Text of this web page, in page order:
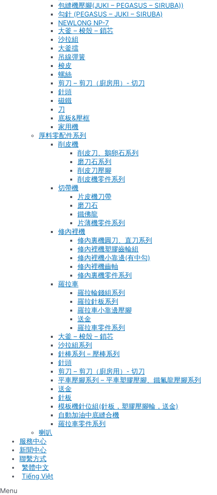
包縫機壓腳(JUKI – PEGASUS – SIRUBA))
勾針 (PEGASUS – JUKI – SIRUBA)
NEWLONG NP-7
大釜 – 梭殼 – 鎖芯
沙拉組
大釜擋
吊線彈簧
梭皮
螺絲
剪刀 – 剪刀（廚房用）- 切刀
針頭
磁鐵
刀
底板&壓框
家用機
厚料零配件系列
削皮機
削皮刀、鵝卵石系列
磨刀石系列
削皮刀壓腳
削皮機零件系列
切帶機
片皮機刀帶
磨刀石
鐵佛龍
片薄機零件系列
修內裡機
修內裏機圓刀、直刀系列
修內裡機塑膠齒輪組
修內裡機小靠邊(有中勾)
修內裡機齒軸
修內裏機零件系列
羅拉車
羅拉輪錢組系列
羅拉針板系列
羅拉車小靠邊壓腳
送金
羅拉車零件系列
大釜 – 梭殼 – 鎖芯
沙拉組系列
針棒系列 – 壓棒系列
針頭
剪刀 – 剪刀（廚房用）- 切刀
平車壓腳系列 – 平車塑膠壓腳、鐵氟龍壓腳系列
送金
針板
模板機針位組(針板，塑膠壓腳輪，送金)
自動加油中底縫合機
羅拉車零件系列
喇叭
服務中心
新聞中心
聯繫方式
Tiếng Việt
Menu